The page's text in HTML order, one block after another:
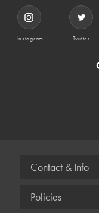
Instagram Twitter
Contact & Info
Policies